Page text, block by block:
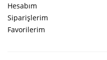
Hesabım
Siparişlerim
Favorilerim